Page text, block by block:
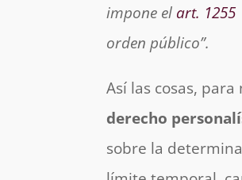
impone el art. 1255
orden público”.
Así las cosas,
derecho
sobre la